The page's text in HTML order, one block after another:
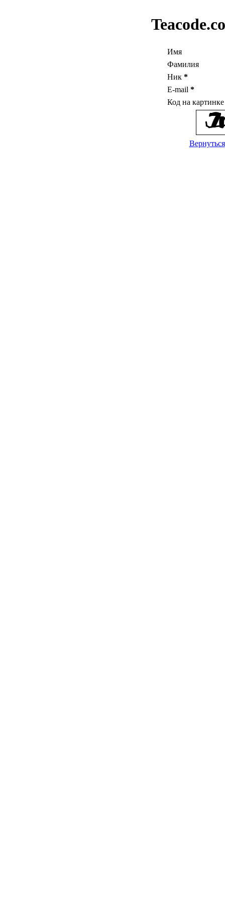
Имя
Фамилия
Ник *
E-mail *
Код на
Вернуться